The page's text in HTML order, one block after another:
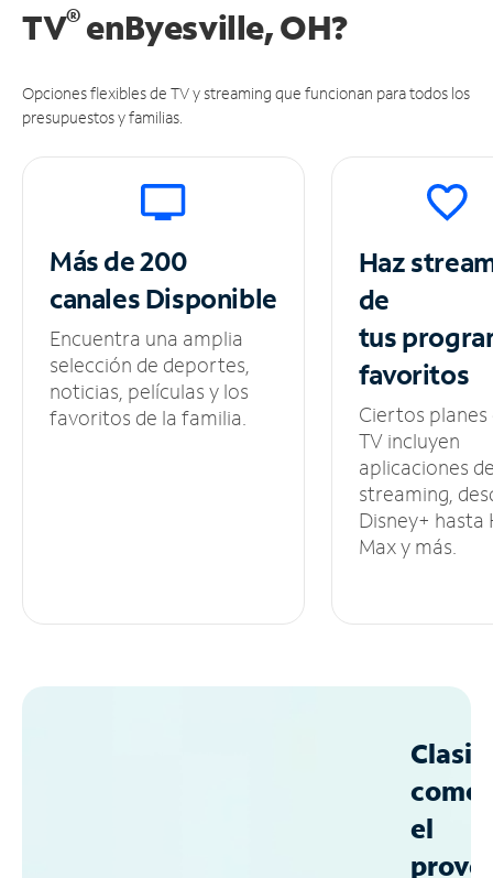
TV®enByesville, OH?
Opciones flexibles de TV y streaming que funcionan para todos los
presupuestos y familias.
Más de 200
canalesDisponible
Encuentra una amplia
selección de deportes,
noticias, películas y los
favoritos de la familia.
Haz
de
tus
favoritos
Ciertos planes
TV incluyen
aplicaciones
streaming,
Disney+ hasta
Max y más.
como
el